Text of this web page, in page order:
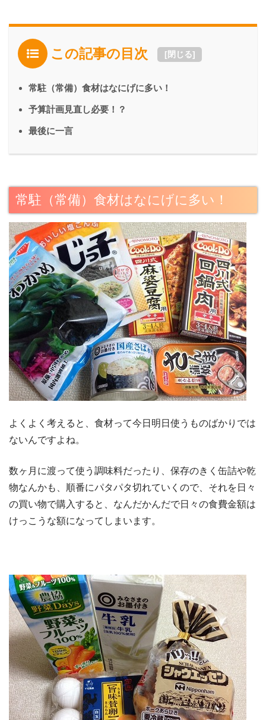
この記事の目次 [閉じる]
常駐（常備）食材はなにげに多い！
予算計画見直し必要！？
最後に一言
常駐（常備）食材はなにげに多い！
よくよく考えると、食材って今日明日使うものばかりでは
ないんですよね。
数ヶ月に渡って使う調味料だったり、保存のきく缶詰や乾
物なんかも、順番にパタパタ切れていくので、それを日々
の買い物で購入すると、なんだかんだで日々の食費金額は
けっこうな額になってしまいます。